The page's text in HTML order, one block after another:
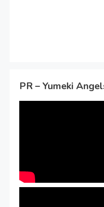
PR – Yumeki